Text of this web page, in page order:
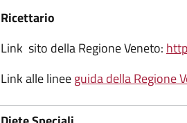
Ricettario
Link sito della Regione Veneto:
Link alle lineeguida della Regione